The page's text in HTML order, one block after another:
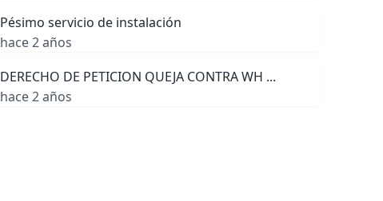
Pésimo servicio de instalación
hace 2 años
DERECHO DE PETICION QUEJA CONTRA WH ...
hace 2 años